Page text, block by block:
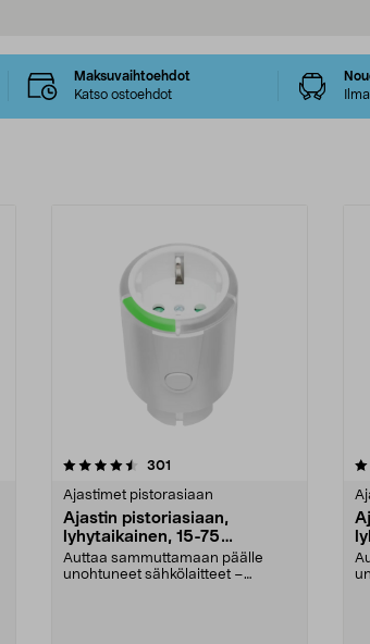
Maksuvaihtoehdot
Katso ostoehdot
301
Ajastimet pistorasiaan
Ajastin pistoriasiaan,
lyhytaikainen, 15-75
minuuttia
Auttaa sammuttamaan päälle
unohtuneet sähkölaitteet –
4.5 viidestä